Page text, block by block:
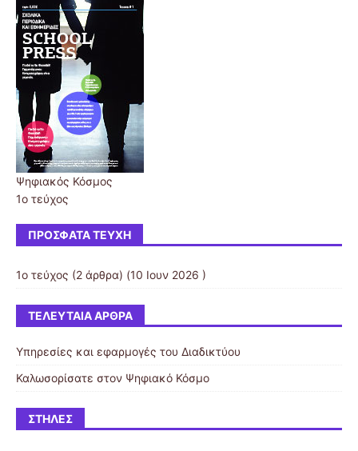
Ψηφιακός Κόσμος
1ο τεύχος
ΠΡΌΣΦΑΤΑ ΤΕΎΧΗ
1ο τεύχος (2 άρθρα) (10 Ιουν 2026 )
ΤΕΛΕΥΤΑΊΑ ΆΡΘΡΑ
Υπηρεσίες και εφαρμογές του Διαδικτύου
Καλωσορίσατε στον Ψηφιακό Κόσμο
ΣΤΉΛΕΣ